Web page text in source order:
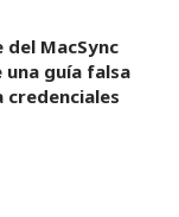
del MacSync
guía falsa
credenciales